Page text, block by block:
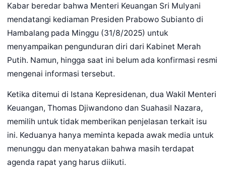
Kabar beredar bahwa Menteri Keuangan Sri Mulyani
mendatangi kediaman Presiden Prabowo Subianto di
Hambalang pada Minggu (31/8/2025) untuk
menyampaikan pengunduran diri dari Kabinet Merah
Putih. Namun, hingga saat ini belum ada konfirmasi resmi
mengenai informasi tersebut.
Ketika ditemui di Istana Kepresidenan, dua Wakil Menteri
Keuangan, Thomas Djiwandono dan Suahasil Nazara,
memilih untuk tidak memberikan penjelasan terkait isu
ini. Keduanya hanya meminta kepada awak media untuk
menunggu dan menyatakan bahwa masih terdapat
agenda rapat yang harus diikuti.